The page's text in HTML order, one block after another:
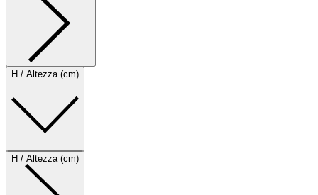
H / Altezza (cm)
H / Altezza (cm)